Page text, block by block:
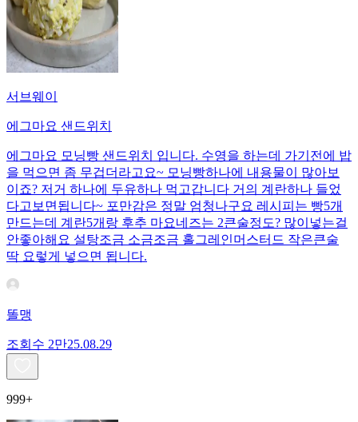
서브웨이
에그마요 샌드위치
에그마요 모닝빵 샌드위치 입니다. 수영을 하는데 가기전에 밥
을 먹으면 좀 무겁더라고요~ 모닝빵하나에 내용물이 많아보
이죠? 저거 하나에 두유하나 먹고갑니다 거의 계란하나 들었
다고보면됩니다~ 포만감은 정말 엄청나구요 레시피는 빵5개
만드는데 계란5개랑 후추 마요네즈는 2큰술정도? 많이넣는걸
안좋아해요 설탕조금 소금조금 홀그레인머스터드 작은큰술
딱 요렇게 넣으면 됩니다.
똘맹
조회수 2만25.08.29
999+